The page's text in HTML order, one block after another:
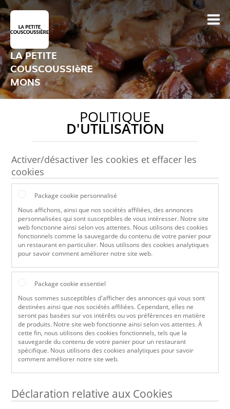
LA PETITE
COUSCOUSSIèRE
MONS
POLITIQUE
D'UTILISATION
Activer/désactiver les cookies et effacer les
cookies
Package cookie personnalisé
Nous affichons, ainsi que nos sociétés affiliées, des annonces
personnalisées qui sont susceptibles de vous intéresser. Notre site
web fonctionne ainsi selon vos attentes. Nous utilisons des cookies
fonctionnels comme la sauvegarde du contenu de votre panier pour
un restaurant en particulier. Nous utilisons des cookies analytiques
pour savoir comment améliorer notre site web.
Package cookie essentiel
Nous sommes susceptibles d'afficher des annonces qui vous sont
destinées ainsi que nos sociétés affiliées. Cependant, elles ne
seront pas basées sur vos intérêts ou vos préférences en matière
de produits. Notre site web fonctionne ainsi selon vos attentes. À
cette fin, nous utilisons des cookies fonctionnels, tels que la
sauvegarde du contenu de votre panier pour un restaurant
spécifique. Nous utilisons des cookies analytiques pour savoir
comment améliorer notre site web.
Déclaration relative aux Cookies